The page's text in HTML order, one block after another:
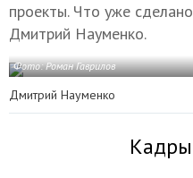
проекты. Что уже
Дмитрий Науменко.
Фото: Роман Гаврилов
Дмитрий Науменко